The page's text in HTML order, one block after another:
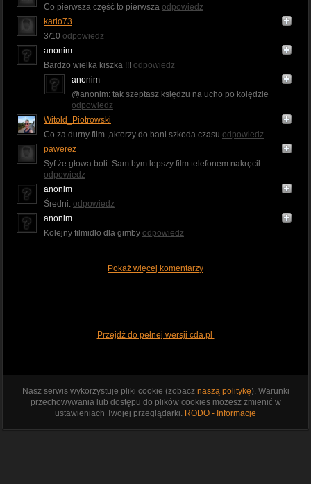
Co pierwsza część to pierwsza odpowiedz
karlo73
3/10 odpowiedz
anonim
Bardzo wielka kiszka !!! odpowiedz
anonim
@anonim: tak szeptasz księdzu na ucho po kolędzie
odpowiedz
Witold_Piotrowski
Co za durny film ,aktorzy do bani szkoda czasu odpowiedz
pawerez
Syf że głowa boli. Sam bym lepszy film telefonem nakręcił
odpowiedz
anonim
Średni. odpowiedz
anonim
Kolejny filmidlo dla gimby odpowiedz
Pokaż więcej komentarzy
Przejdź do pełnej wersji cda.pl
Nasz serwis wykorzystuje pliki cookie (zobacz naszą politykę). Warunki
przechowywania lub dostępu do plików cookies możesz zmienić w
ustawieniach Twojej przeglądarki. RODO - Informacje